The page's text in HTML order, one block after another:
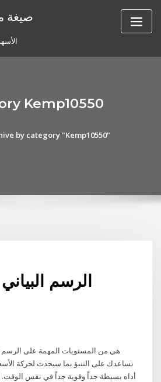
صيغة
Kemp10550
by category "Kemp10550"
هي من المستويات المهمة على الرسم
تساعدك على التنبؤ بما سيحدث لحركة
أداه بسيطة جداً وقوية جداً في نفس الوقت.